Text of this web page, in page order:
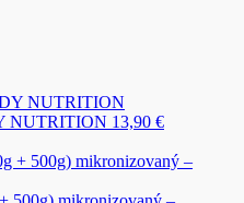
NUTRITION 13,90 €